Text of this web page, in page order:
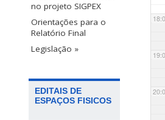
no projeto SIGPEX
Orientações para o
Relatório Final
Legislação »
EDITAIS DE
ESPAÇOS FISICOS